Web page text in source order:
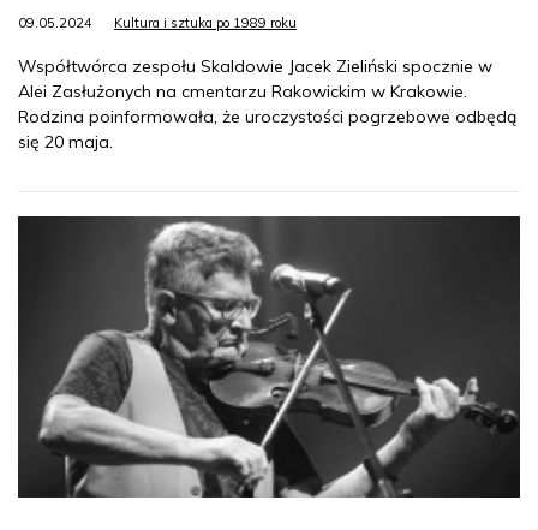
09.05.2024 Kultura i sztuka po 1989 roku
Współtwórca zespołu Skaldowie Jacek Zieliński spocznie w
Alei Zasłużonych na cmentarzu Rakowickim w Krakowie.
Rodzina poinformowała, że uroczystości pogrzebowe odbędą
się 20 maja.